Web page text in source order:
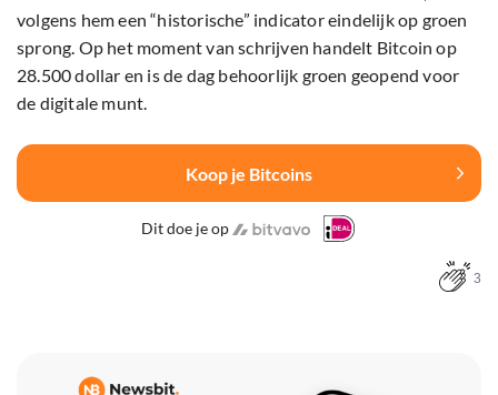
volgens hem een “historische” indicator eindelijk op groen
sprong. Op het moment van schrijven handelt Bitcoin op
28.500 dollar en is de dag behoorlijk groen geopend voor
de digitale munt.
Koop je Bitcoins
Dit doe je op
3